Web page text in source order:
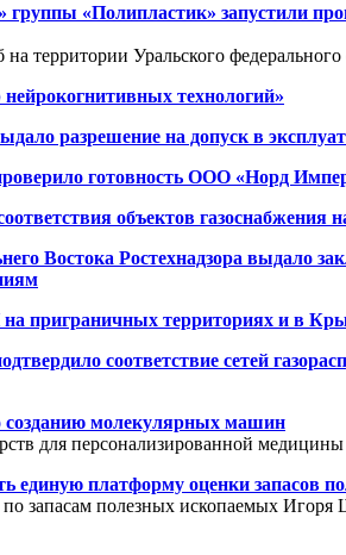
«Полипластик» запустили
территории Уральского федерального
технологий»
разрешение на допуск в
готовность ООО «Норд
объектов
Востока Ростехнадзора выдало
приграничных территориях и в
соответствие сетей
созданию молекулярных машин
для персонализированной
платформу оценки запасов
запасам полезных ископаемых